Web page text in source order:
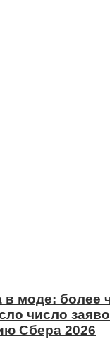
в моде: более
число
Сбера 2026